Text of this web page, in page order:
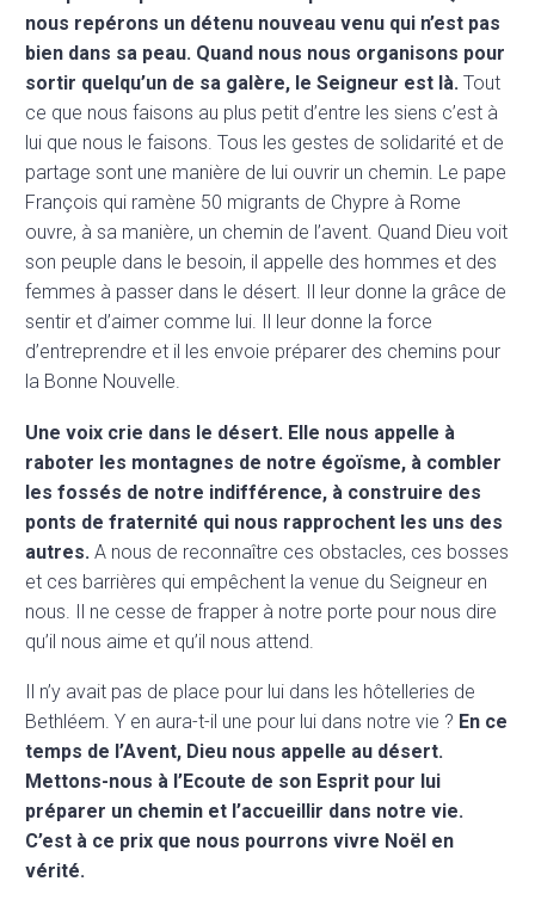
nous repérons un détenu nouveau venu qui n’est pas
bien dans sa peau. Quand nous nous organisons pour
sortir quelqu’un de sa galère, le Seigneur est là. Tout
ce que nous faisons au plus petit d’entre les siens c’est à
lui que nous le faisons. Tous les gestes de solidarité et de
partage sont une manière de lui ouvrir un chemin. Le pape
François qui ramène 50 migrants de Chypre à Rome
ouvre, à sa manière, un chemin de l’avent. Quand Dieu voit
son peuple dans le besoin, il appelle des hommes et des
femmes à passer dans le désert. Il leur donne la grâce de
sentir et d’aimer comme lui. Il leur donne la force
d’entreprendre et il les envoie préparer des chemins pour
la Bonne Nouvelle.
Une voix crie dans le désert. Elle nous appelle à
raboter les montagnes de notre égoïsme, à combler
les fossés de notre indifférence, à construire des
ponts de fraternité qui nous rapprochent les uns des
autres. A nous de reconnaître ces obstacles, ces bosses
et ces barrières qui empêchent la venue du Seigneur en
nous. Il ne cesse de frapper à notre porte pour nous dire
qu’il nous aime et qu’il nous attend.
Il n’y avait pas de place pour lui dans les hôtelleries de
Bethléem. Y en aura-t-il une pour lui dans notre vie ? En ce
temps de l’Avent, Dieu nous appelle au désert.
Mettons-nous à l’Ecoute de son Esprit pour lui
préparer un chemin et l’accueillir dans notre vie.
C’est à ce prix que nous pourrons vivre Noël en
vérité.